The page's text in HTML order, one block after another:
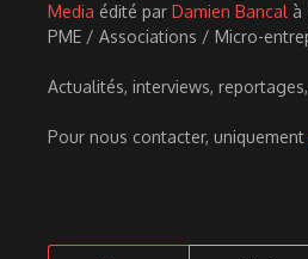
Media édité par Damien Bancal à
PME / Associations / Micro-
Actualités, interviews,
Pour nous contacter, uniquement